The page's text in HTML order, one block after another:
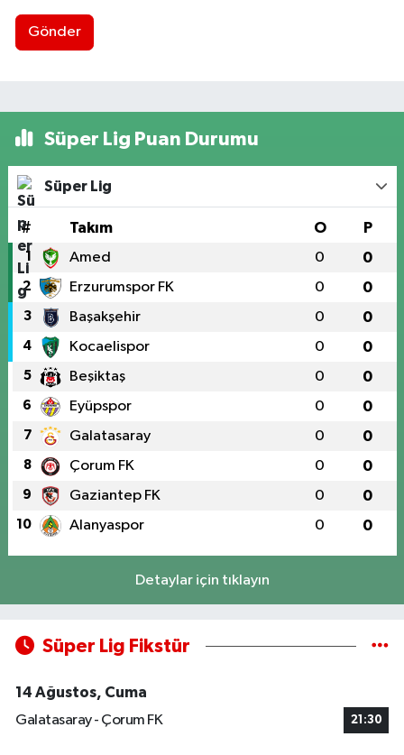
Gönder
Süper Lig Puan Durumu
Süper Lig
# Takım O P
1 Amed 0 0
2 Erzurumspor FK 0 0
3 Başakşehir 0 0
4 Kocaelispor 0 0
5 Beşiktaş 0 0
6 Eyüpspor 0 0
7 Galatasaray 0 0
8 Çorum FK 0 0
9 Gaziantep FK 0 0
10 Alanyaspor 0 0
Detaylar için tıklayın
Süper Lig Fikstür
14 Ağustos, Cuma
Galatasaray - Çorum FK
21:30